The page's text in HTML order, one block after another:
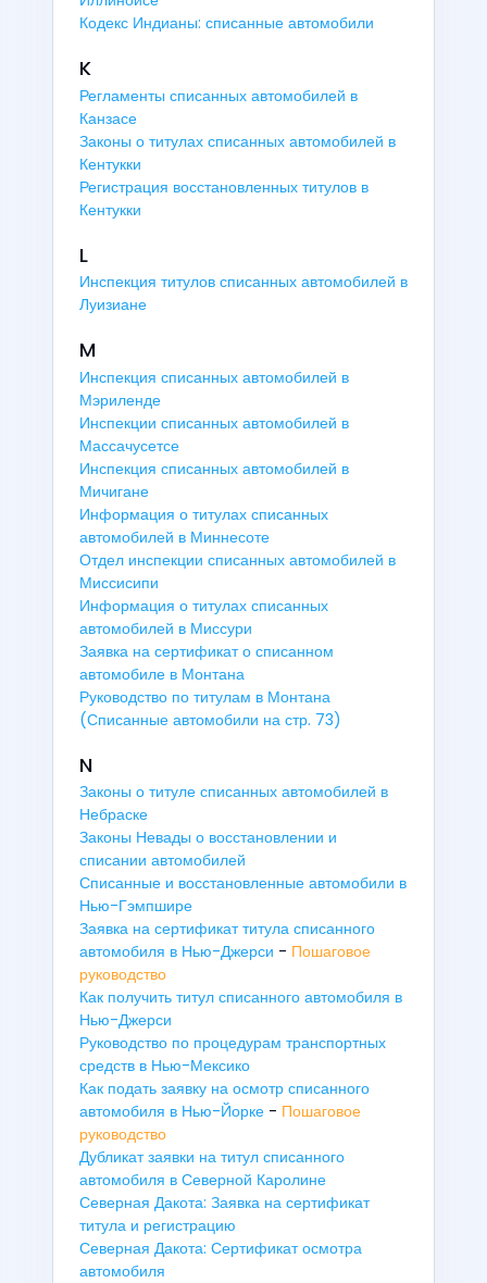
Кодекс Индианы: списанные автомобили
K
Регламенты списанных автомобилей в
Канзасе
Законы о титулах списанных автомобилей в
Кентукки
Регистрация восстановленных титулов в
Кентукки
L
Инспекция титулов списанных автомобилей в
Луизиане
M
Инспекция списанных автомобилей в
Мэриленде
Инспекции списанных автомобилей в
Массачусетсе
Инспекция списанных автомобилей в
Мичигане
Информация о титулах списанных
автомобилей в Миннесоте
Отдел инспекции списанных автомобилей в
Миссисипи
Информация о титулах списанных
автомобилей в Миссури
Заявка на сертификат о списанном
автомобиле в Монтана
Руководство по титулам в Монтана
(Списанные автомобили на стр. 73)
N
Законы о титуле списанных автомобилей в
Небраске
Законы Невады о восстановлении и
списании автомобилей
Списанные и восстановленные автомобили в
Нью-Гэмпшире
Заявка на сертификат титула списанного
автомобиля в Нью-Джерси - Пошаговое
руководство
Как получить титул списанного автомобиля в
Нью-Джерси
Руководство по процедурам транспортных
средств в Нью-Мексико
Как подать заявку на осмотр списанного
автомобиля в Нью-Йорке - Пошаговое
руководство
Дубликат заявки на титул списанного
автомобиля в Северной Каролине
Северная Дакота: Заявка на сертификат
титула и регистрацию
Северная Дакота: Сертификат осмотра
автомобиля